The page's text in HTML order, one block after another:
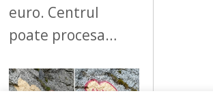
euro. Centrul
poate procesa…